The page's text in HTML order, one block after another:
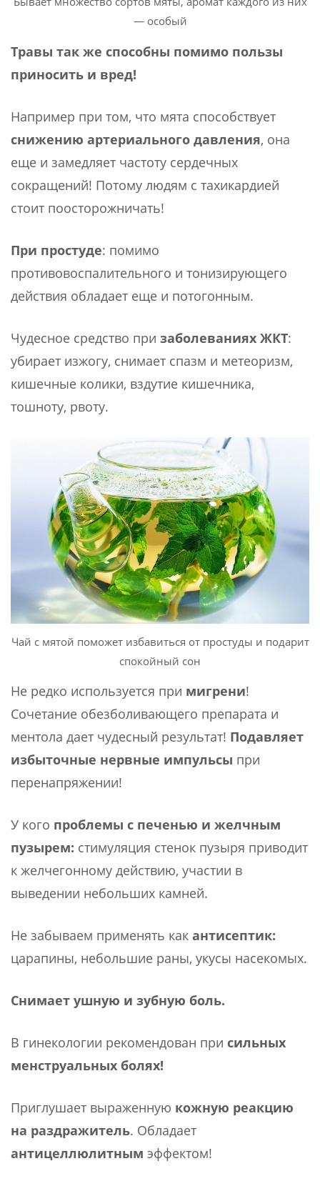
— особый
Травы так же способны помимо пользы
приносить и вред!
Например при том, что мята способствует
снижению артериального давления, она
еще и замедляет частоту сердечных
сокращений! Потому людям с тахикардией
стоит поосторожничать!
При простуде: помимо
противовоспалительного и тонизирующего
действия обладает еще и потогонным.
Чудесное средство при заболеваниях ЖКТ:
убирает изжогу, снимает спазм и метеоризм,
кишечные колики, вздутие кишечника,
тошноту, рвоту.
Чай с мятой поможет избавиться от простуды и подарит
спокойный сон
Не редко используется при мигрени!
Сочетание обезболивающего препарата и
ментола дает чудесный результат! Подавляет
избыточные нервные импульсы при
перенапряжении!
У кого проблемы с печенью и желчным
пузырем: стимуляция стенок пузыря приводит
к желчегонному действию, участии в
выведении небольших камней.
Не забываем применять как антисептик:
царапины, небольшие раны, укусы насекомых.
Снимает ушную и зубную боль.
В гинекологии рекомендован при сильных
менструальных болях!
Приглушает выраженную кожную реакцию
на раздражитель. Обладает
антицеллюлитным эффектом!